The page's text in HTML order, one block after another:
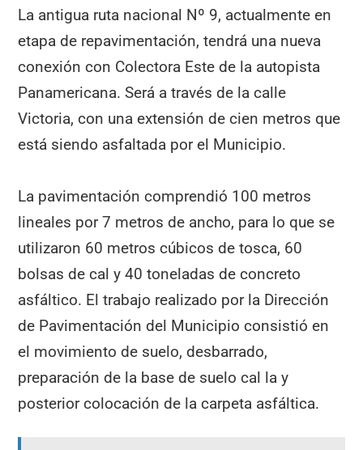
La antigua ruta nacional Nº 9, actualmente en
etapa de repavimentación, tendrá una nueva
conexión con Colectora Este de la autopista
Panamericana. Será a través de la calle
Victoria, con una extensión de cien metros que
está siendo asfaltada por el Municipio.
La pavimentación comprendió 100 metros
lineales por 7 metros de ancho, para lo que se
utilizaron 60 metros cúbicos de tosca, 60
bolsas de cal y 40 toneladas de concreto
asfáltico. El trabajo realizado por la Dirección
de Pavimentación del Municipio consistió en
el movimiento de suelo, desbarrado,
preparación de la base de suelo cal la y
posterior colocación de la carpeta asfáltica.